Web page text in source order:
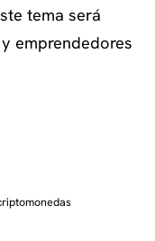
tema será
emprendedores